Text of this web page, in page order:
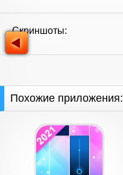
Скриншоты:
Похожие приложения: